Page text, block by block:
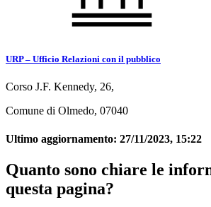
URP – Ufficio Relazioni con il pubblico
Corso J.F. Kennedy, 26,
Comune di Olmedo, 07040
Ultimo aggiornamento: 27/11/2023, 15:22
Quanto sono chiare le
questa pagina?